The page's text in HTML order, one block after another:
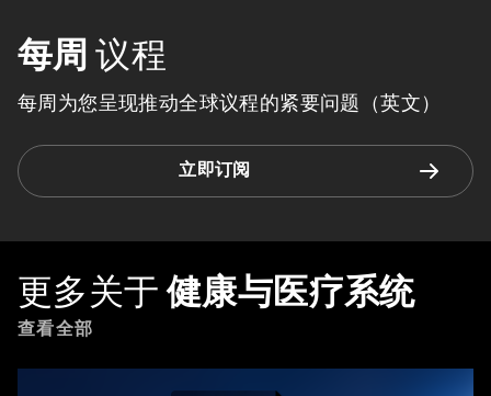
每周 议程
每周为您呈现推动全球议程的紧要问题（英文）
立即订阅
更多关于 健康与医疗系统
查看全部